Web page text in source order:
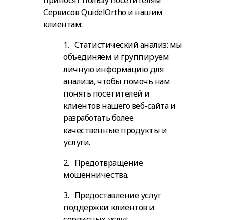
Сервисов QuidelOrtho и нашим
клиентам:
1. Статистический анализ: мы
объединяем и группируем
личную информацию для
анализа, чтобы помочь нам
понять посетителей и
клиентов нашего веб-сайта и
разработать более
качественные продукты и
услуги.
2. Предотвращение
мошенничества.
3. Предоставление услуг
поддержки клиентов и